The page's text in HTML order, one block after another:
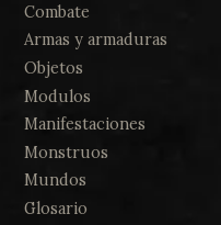
Combate
Armas y armaduras
Objetos
Modulos
Manifestaciones
Monstruos
Mundos
Glosario